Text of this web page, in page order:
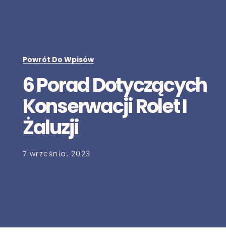
Powrót Do Wpisów
6 Porad Dotyczących
Konserwacji Rolet I
Żaluzji
7 września, 2023